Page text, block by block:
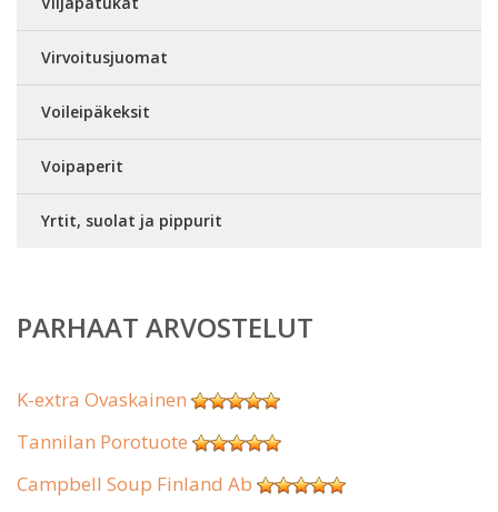
Virvoitusjuomat
Voileipäkeksit
Voipaperit
Yrtit, suolat ja pippurit
PARHAAT ARVOSTELUT
K-extra Ovaskainen
Tannilan Porotuote
Campbell Soup Finland Ab